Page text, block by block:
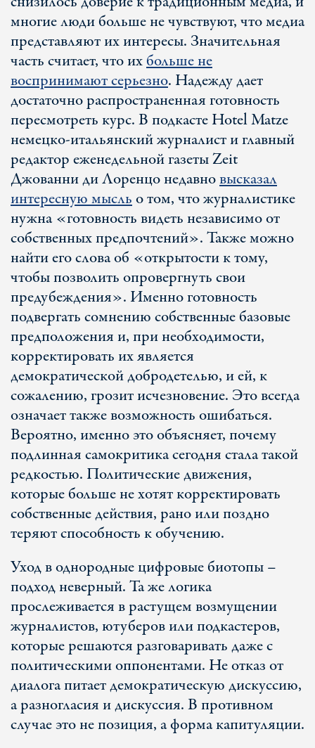
многие люди больше не чувствуют, что медиа
представляют их интересы. Значительная
часть считает, что ихбольше не
воспринимают серьезно. Надежду дает
достаточно распространенная готовность
пересмотреть курс. В подкасте Hotel Matze
немецко-итальянский журналист и главный
редактор еженедельной газеты Zeit
Джованни ди Лоренцо недавновысказал
интересную мысльо том, что журналистике
нужна «готовность видеть независимо от
собственных предпочтений». Также можно
найти его слова об «открытости к тому,
чтобы позволить опровергнуть свои
предубеждения». Именно готовность
подвергать сомнению собственные базовые
предположения и, при необходимости,
корректировать их является
демократической добродетелью, и ей, к
сожалению, грозит исчезновение. Это всегда
означает также возможность ошибаться.
Вероятно, именно это объясняет, почему
подлинная самокритика сегодня стала такой
редкостью. Политические движения,
которые больше не хотят корректировать
собственные действия, рано или поздно
теряют способность к обучению.
Уход в однородные цифровые биотопы –
подход неверный. Та же логика
прослеживается в растущем возмущении
журналистов, ютуберов или подкастеров,
которые решаются разговаривать даже с
политическими оппонентами. Не отказ от
диалога питает демократическую дискуссию,
а разногласия и дискуссия. В противном
случае это не позиция, а форма капитуляции.